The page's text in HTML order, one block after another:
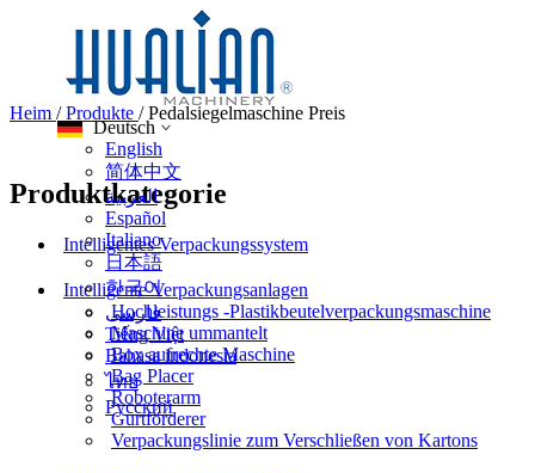
Deutsch
English
简体中文
العربية
Español
Italiano
日本語
한국어
فارسی
Tiếng Việt
Bahasa indonesia
ไทย
Pусский
Heim /Produkte /Pedalsiegelmaschine Preis
Produktkategorie
Intelligentes Verpackungssystem
Intelligente Verpackungsanlagen
Hochleistungs -Plastikbeutelverpackungsmaschine
Maschine ummantelt
Box aufrechte Maschine
Bag Placer
Roboterarm
Gurtförderer
Verpackungslinie zum Verschließen von Kartons